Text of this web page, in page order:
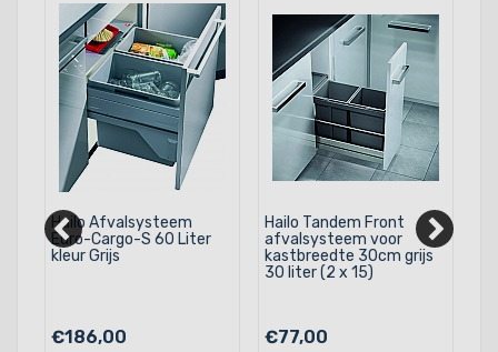
Hailo Afvalsysteem
Euro-Cargo-S 60 Liter
kleur Grijs
€186,00
Hailo Tandem Front
afvalsysteem voor
kastbreedte 30cm grijs
30 liter (2 x 15)
€77,00